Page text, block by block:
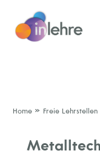
Home » Freie Lehrstellen